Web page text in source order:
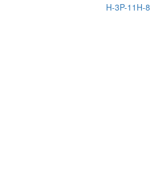
H-8
P-11
H-3